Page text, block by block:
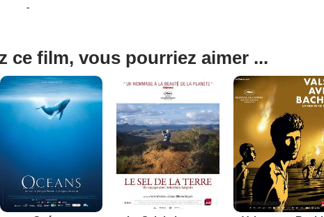
-
ce film, vous pourriez aimer ...